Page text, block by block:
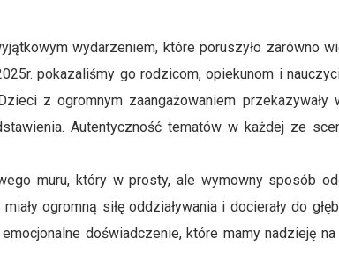
wydarzeniem, które poruszyło zarówno
pokazaliśmy go rodzicom, opiekunom i
z ogromnym zaangażowaniem przekazywały
Autentyczność tematów w każdej ze
muru, który w prosty, ale wymowny sposób
ogromną siłę oddziaływania i docierały do
doświadczenie, które mamy nadzieję na